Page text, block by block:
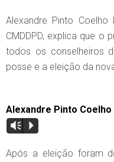
Alexandre Pinto Coelho
CMDDPD, explica que o
todos os conselheiros
posse e a eleição da
Alexandre Pinto
Vm P
Após a eleição foram